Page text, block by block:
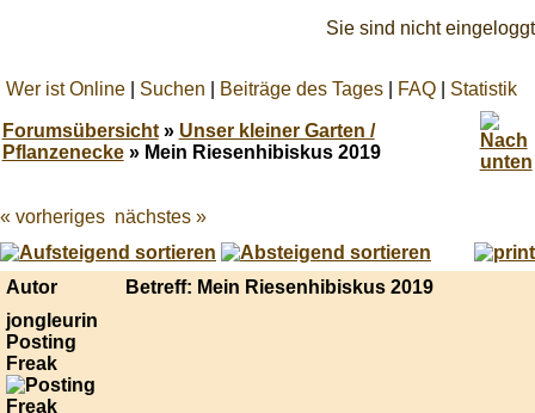
Sie sind nicht eingeloggt
Wer ist Online Suchen Beiträge des Tages FAQ Statistik
Forumsübersicht» Unser kleiner Garten /
Pflanzenecke» Mein Riesenhibiskus 2019
Best
online
live
casino
« vorheriges nächstes »
Autor
Betreff: Mein Riesenhibiskus 2019
jongleurin
Posting
Freak